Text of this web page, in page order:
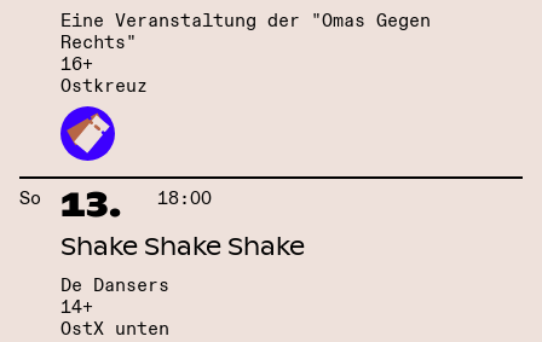
Eine Veranstaltung der "Omas Gegen
Rechts"
16+
Ostkreuz
So 13. 18:00
Shake Shake Shake
De Dansers
14+
OstX unten